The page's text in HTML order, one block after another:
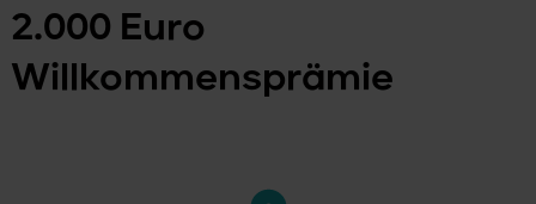
2.000 Euro
Willkommensprämie